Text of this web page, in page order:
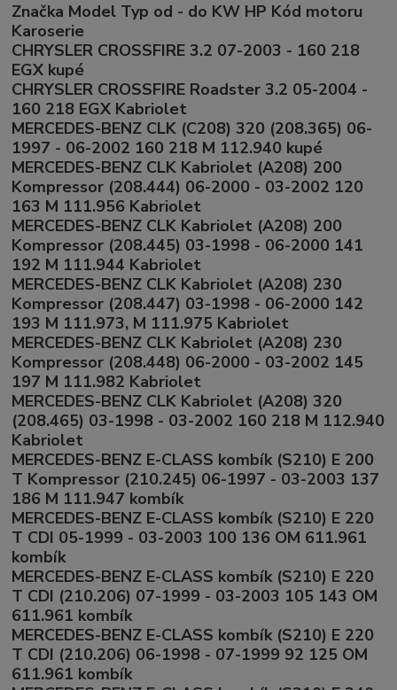
Značka Model Typ od - do KW HP Kód motoru
Karoserie
CHRYSLER CROSSFIRE 3.2 07-2003 - 160 218
EGX kupé
CHRYSLER CROSSFIRE Roadster 3.2 05-2004 -
160 218 EGX Kabriolet
MERCEDES-BENZ CLK (C208) 320 (208.365) 06-
1997 - 06-2002 160 218 M 112.940 kupé
MERCEDES-BENZ CLK Kabriolet (A208) 200
Kompressor (208.444) 06-2000 - 03-2002 120
163 M 111.956 Kabriolet
MERCEDES-BENZ CLK Kabriolet (A208) 200
Kompressor (208.445) 03-1998 - 06-2000 141
192 M 111.944 Kabriolet
MERCEDES-BENZ CLK Kabriolet (A208) 230
Kompressor (208.447) 03-1998 - 06-2000 142
193 M 111.973, M 111.975 Kabriolet
MERCEDES-BENZ CLK Kabriolet (A208) 230
Kompressor (208.448) 06-2000 - 03-2002 145
197 M 111.982 Kabriolet
MERCEDES-BENZ CLK Kabriolet (A208) 320
(208.465) 03-1998 - 03-2002 160 218 M 112.940
Kabriolet
MERCEDES-BENZ E-CLASS kombík (S210) E 200
T Kompressor (210.245) 06-1997 - 03-2003 137
186 M 111.947 kombík
MERCEDES-BENZ E-CLASS kombík (S210) E 220
T CDI 05-1999 - 03-2003 100 136 OM 611.961
kombík
MERCEDES-BENZ E-CLASS kombík (S210) E 220
T CDI (210.206) 07-1999 - 03-2003 105 143 OM
611.961 kombík
MERCEDES-BENZ E-CLASS kombík (S210) E 220
T CDI (210.206) 06-1998 - 07-1999 92 125 OM
611.961 kombík